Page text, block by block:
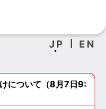
JP EN
について（8月7日9: